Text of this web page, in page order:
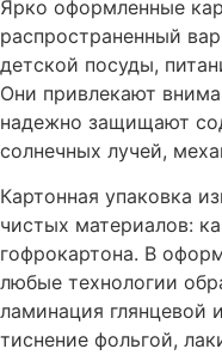
Ярко оформленные
распространенный
детской посуды,
Они привлекают
надежно защищают
солнечных лучей,
Картонная упаковка
чистых материалов:
гофрокартона. В
любые технологии
ламинация глянцевой
тиснение фольгой,